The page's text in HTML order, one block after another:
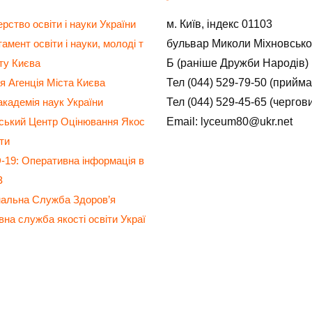
освіти і науки України
освіти і науки, молоді т
Києва
Агенція Міста Києва
наук України
Центр Оцінювання Якос
19: Оперативна інформація в
Служба Здоров’я
служба якості освіти Украї
м. Київ, індекс 01103
бульвар Миколи
Б (раніше Дружби Народів)
Тел (044) 529-79-50
Тел (044) 529-45-65
Email: lyceum80@ukr.net